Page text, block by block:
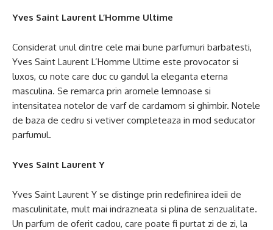
Yves Saint Laurent L’Homme Ultime
Considerat unul dintre cele mai bune parfumuri barbatesti,
Yves Saint Laurent L’Homme Ultime este provocator si
luxos, cu note care duc cu gandul la eleganta eterna
masculina. Se remarca prin aromele lemnoase si
intensitatea notelor de varf de cardamom si ghimbir. Notele
de baza de cedru si vetiver completeaza in mod seducator
parfumul.
Yves Saint Laurent Y
Yves Saint Laurent Y se distinge prin redefinirea ideii de
masculinitate, mult mai indrazneata si plina de senzualitate.
Un parfum de oferit cadou, care poate fi purtat zi de zi, la